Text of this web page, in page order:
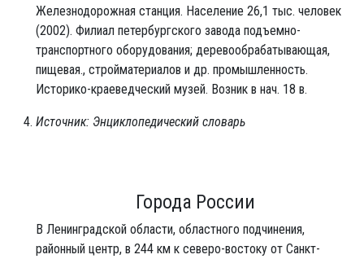
Железнодорожная станция. Население 26,1 тыс. человек
(2002). Филиал петербургского завода подъемно-
транспортного оборудования; деревообрабатывающая,
пищевая., стройматериалов и др. промышленность.
Историко-краеведческий музей. Возник в нач. 18 в.
Источник: Энциклопедический словарь
Города России
В Ленинградской области, областного подчинения,
районный центр, в 244 км к северо-востоку от Санкт-